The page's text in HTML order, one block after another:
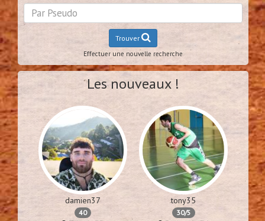
Trouver
Effectuer une nouvelle recherche
Les nouveaux !
damien37
40
tony35
30/5